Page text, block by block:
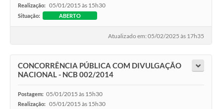
Realização: 05/01/2015 às 15h30
Situação: ABERTO
Atualizado em: 05/02/2025 às 17h35
CONCORRÊNCIA PÚBLICA COM DIVULGAÇÃO
NACIONAL - NCB 002/2014
Postagem: 05/01/2015 às 15h30
Realização: 05/01/2015 às 15h30